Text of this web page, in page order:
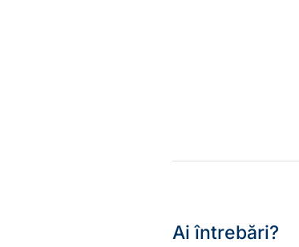
Ai întrebări?